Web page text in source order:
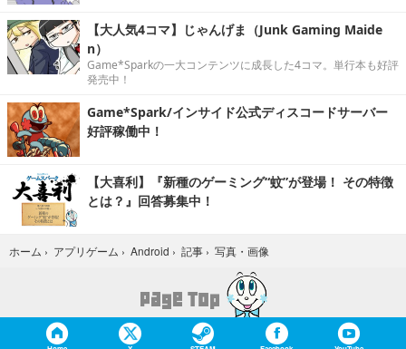
【大人気4コマ】じゃんげま（Junk Gaming Maide
n）
Game*Sparkの一大コンテンツに成長した4コマ。単行本も好評
発売中！
Game*Spark/インサイド公式ディスコードサーバー
好評稼働中！
【大喜利】『新種のゲーミング“蚊”が登場！ その特徴
とは？』回答募集中！
ホーム › アプリゲーム › Android › 記事 › 写真・画像